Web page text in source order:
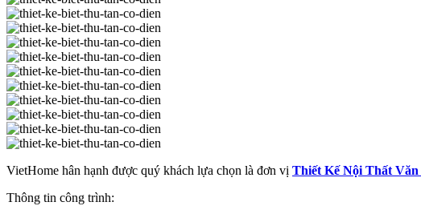
VietHome hân hạnh được quý khách lựa chọn là đơn vị Thiết Kế Nội Thất
Thông tin công trình: